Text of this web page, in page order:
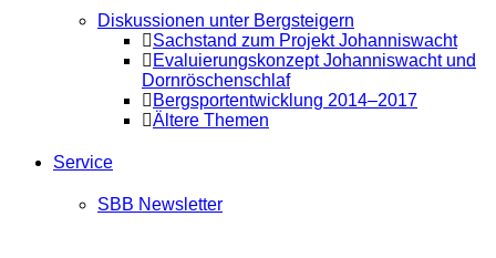
Diskussionen unter Bergsteigern
Sachstand zum Projekt Johanniswacht
Evaluierungskonzept Johanniswacht und
Dornröschenschlaf
Bergsportentwicklung 2014–2017
Ältere Themen
Service
SBB Newsletter